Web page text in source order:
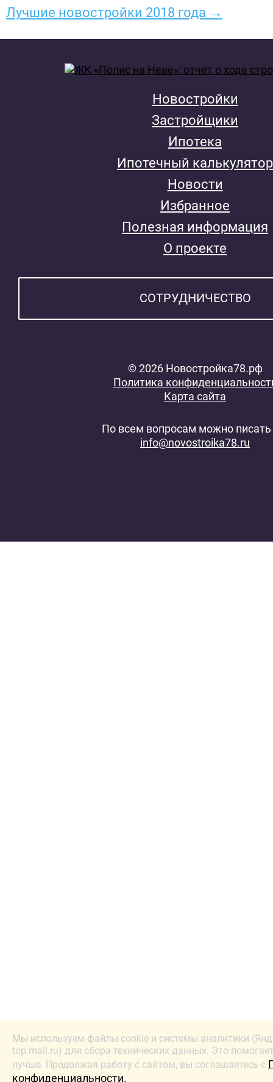
Лучшие новостройки 2018 года →
Новостройки
Застройщики
Ипотека
Ипотечный калькулятор
Новости
Избранное
Полезная информация
О проекте
СОТРУДНИЧЕСТВО
© 2026 Новостройка78.рф
Политика
Карта сайта
По всем вопросам можно писать
info@novostroika78.ru
Мы используем файлы cookie и системы аналитики
top.mail.ru) для сбора технических данных. Это
лучше. Продолжая работу с сайтом, вы соглашаетесь с
конфиденциальности.